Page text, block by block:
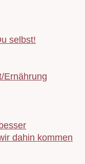
selbst!
Ernährung
dahin kommen